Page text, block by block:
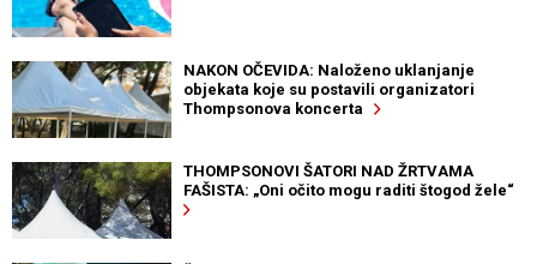
NAKON OČEVIDA: Naloženo uklanjanje
objekata koje su postavili organizatori
Thompsonova koncerta
THOMPSONOVI ŠATORI NAD ŽRTVAMA
FAŠISTA: „Oni očito mogu raditi štogod žele“